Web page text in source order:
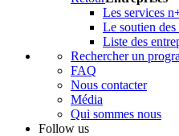
Les services
Le soutien des
Liste des
Rechercher un
FAQ
Nous contacter
Média
Qui sommes nous
Follow us